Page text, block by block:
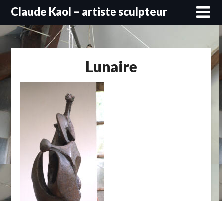
Skip
content
Claude Kaol – artiste sculpteur
Lunaire